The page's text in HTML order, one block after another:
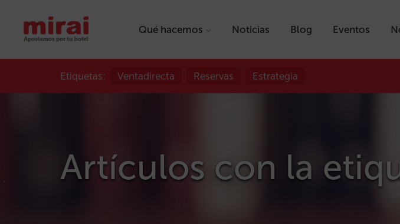
Qué hacemos Noticias Blog Eventos
Etiquetas: Ventadirecta Reservas Estrategia
Artículos con la